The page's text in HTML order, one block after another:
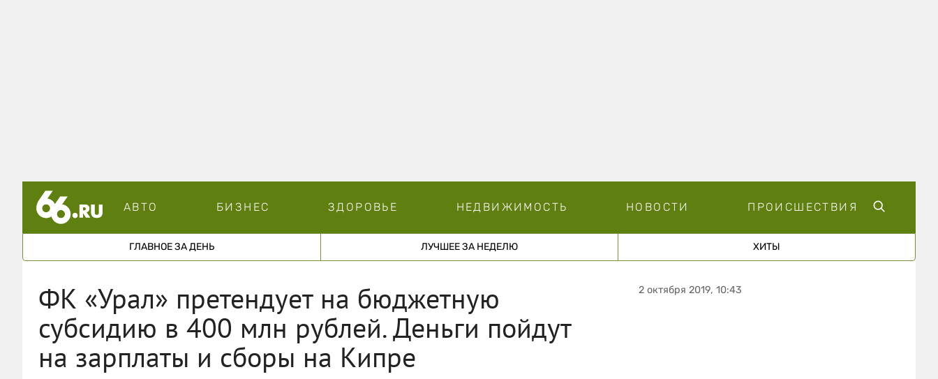
АВТО БИЗНЕС ЗДОРОВЬЕ НЕДВИЖИМОСТЬ НОВОСТИ ПРОИСШЕСТВИЯ
ГЛАВНОЕ ЗА ДЕНЬ ЛУЧШЕЕ ЗА НЕДЕЛЮ ХИТЫ
ФК «Урал» претендует на бюджетную
субсидию в 400 млн рублей. Деньги пойдут
на зарплаты и сборы на Кипре
2 октября 2019, 10:43